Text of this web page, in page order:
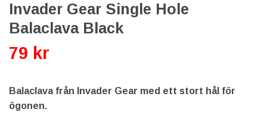
Invader Gear Single Hole
Balaclava Black
79 kr
Balaclava från Invader Gear med ett stort hål för
ögonen.